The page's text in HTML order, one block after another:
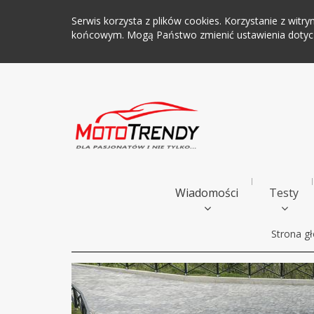
Serwis korzysta z plików cookies. Korzystanie z
końcowym. Mogą Państwo zmienić ustawienia
Wiadomości Testy
Strona